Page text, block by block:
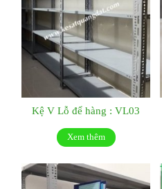
Kệ V Lỗ để hàng : VL03
Xem thêm